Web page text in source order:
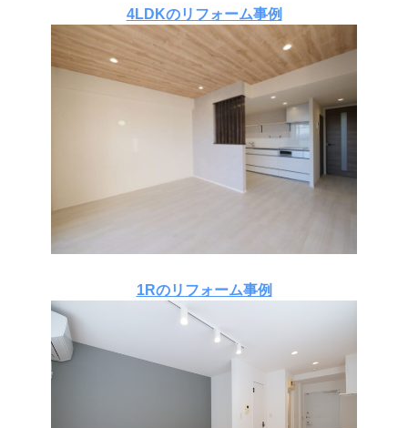
4LDKのリフォーム事例
1Rのリフォーム事例